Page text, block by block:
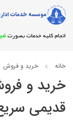
موسسه خدمات
انجام کلیه خدمات بصورت
خانه خرید و فروش
خرید و
قدیمی سریع و 100٪